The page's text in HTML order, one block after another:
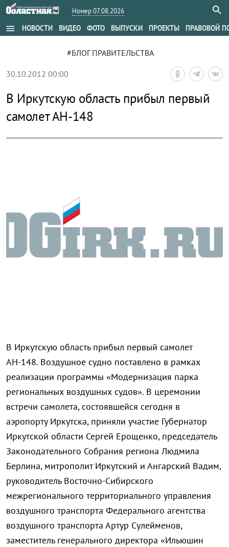
Номер 07.08.2026
menu НОВОСТИ ВИДЕО ФОТО ВЫПУСКИ ПРОЕКТЫ ПРАВОВОЙ
#БЛОГ ПРАВИТЕЛЬСТВА
30.10.2012 00:00
В Иркутскую область прибыл первый
самолет АН-148
В Иркутскую область прибыл первый самолет
АН-148. Воздушное судно поставлено в рамках
реализации программы «Модернизация парка
региональных воздушных судов». В церемонии
встречи самолета, состоявшейся сегодня в
аэропорту Иркутска, приняли участие Губернатор
Иркутской области Сергей Ерощенко, председатель
Законодательного Собрания региона Людмила
Берлина, митрополит Иркутский и Ангарский Вадим,
руководитель Восточно-Сибирского
межрегионального территориального управления
воздушного транспорта Федерального агентства
воздушного транспорта Артур Сулейменов,
заместитель генерального директора «Ильюшин